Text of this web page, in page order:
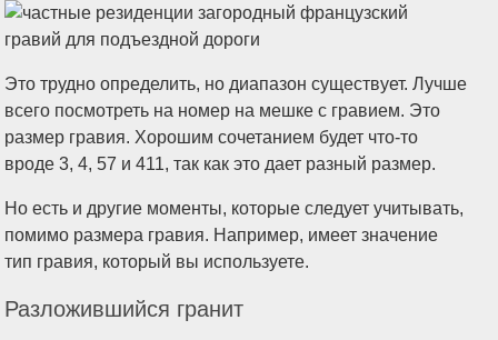
Это трудно определить, но диапазон существует. Лучше
всего посмотреть на номер на мешке с гравием. Это
размер гравия. Хорошим сочетанием будет что-то
вроде 3, 4, 57 и 411, так как это дает разный размер.
Но есть и другие моменты, которые следует учитывать,
помимо размера гравия. Например, имеет значение
тип гравия, который вы используете.
Разложившийся гранит